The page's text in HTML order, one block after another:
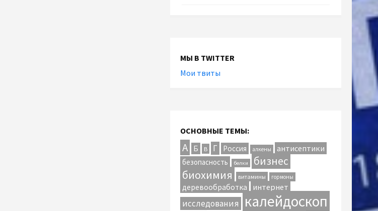
МЫ В TWITTER
Мои твиты
ОСНОВНЫЕ ТЕМЫ:
А Б В Г Россия алкены антисептики
безопасность белки бизнес
биохимия витамины гормоны
деревообработка интернет
исследования калейдоскоп